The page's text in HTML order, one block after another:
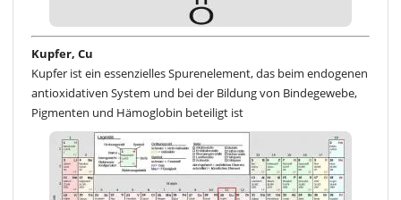
Kupfer, Cu
Kupfer ist ein essenzielles Spurenelement, das beim endogenen
antioxidativen System und bei der Bildung von Bindegewebe,
Pigmenten und Hämoglobin beteiligt ist